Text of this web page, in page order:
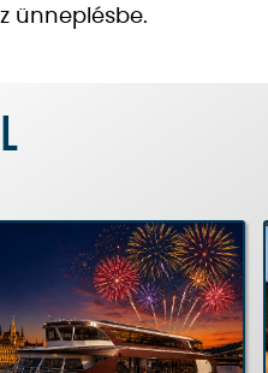
ünneplésbe.